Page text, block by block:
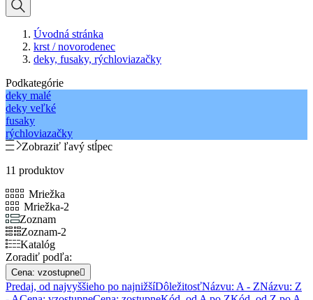
Úvodná stránka
krst / novorodenec
deky, fusaky, rýchloviazačky
Podkategórie
deky malé
deky veľké
fusaky
rýchloviazačky
Zobraziť ľavý stĺpec
11 produktov
Mriežka
Mriežka-2
Zoznam
Zoznam-2
Katalóg
Zoradiť podľa:
Cena: vzostupne
Predaj, od najvyššieho po najnižšíDôležitosťNázvu: A - ZNázvu: Z